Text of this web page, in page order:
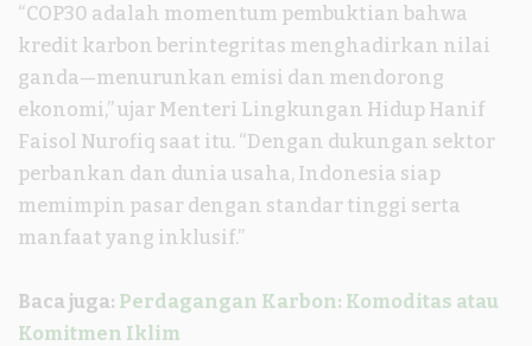
“COP30 adalah momentum pembuktian bahwa
kredit karbon berintegritas menghadirkan nilai
ganda—menurunkan emisi dan mendorong
ekonomi,” ujar Menteri Lingkungan Hidup Hanif
Faisol Nurofiq saat itu. “Dengan dukungan sektor
perbankan dan dunia usaha, Indonesia siap
memimpin pasar dengan standar tinggi serta
manfaat yang inklusif.”
Baca juga: Perdagangan Karbon: Komoditas atau
Komitmen Iklim